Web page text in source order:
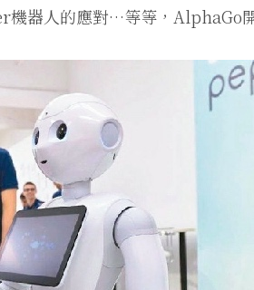
機器人的應對…等等，AlphaGo